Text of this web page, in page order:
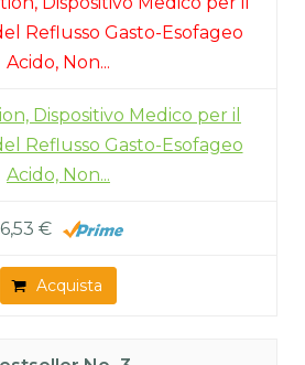
Dispositivo Medico per il
Reflusso Gasto-Esofageo
Acido, Non...
€
Acquista